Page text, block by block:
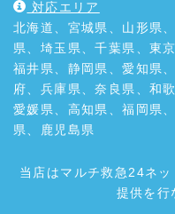
対応エリア
北海道、宮城県、山形県
県、埼玉県、千葉県、東
福井県、静岡県、愛知県
府、兵庫県、奈良県、和
愛媛県、高知県、福岡県
県、鹿児島県
当店はマルチ救急24ネ
提供を行